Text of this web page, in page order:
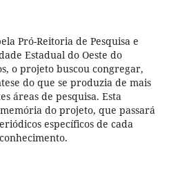
Pró-Reitoria de Pesquisa e
Estadual do Oeste do
o projeto buscou congregar,
do que se produzia de mais
áreas de pesquisa. Esta
do projeto, que passará
específicos de cada